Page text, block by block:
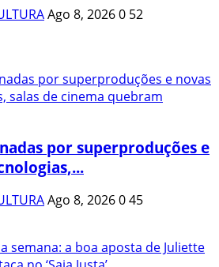
Ago 8, 20260 52
por superproduções e
Ago 8, 2026045